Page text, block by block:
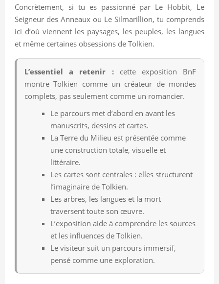
Concrètement, si tu es passionné par Le Hobbit, Le
Seigneur des Anneaux ou Le Silmarillion, tu comprends
ici d’où viennent les paysages, les peuples, les langues
et même certaines obsessions de Tolkien.
L’essentiel a retenir :cette exposition BnF
montre Tolkien comme un créateur de mondes
complets, pas seulement comme un romancier.
Le parcours met d’abord en avant les
manuscrits, dessins et cartes.
La Terre du Milieu est présentée comme
une construction totale, visuelle et
littéraire.
Les cartes sont centrales : elles structurent
l’imaginaire de Tolkien.
Les arbres, les langues et la mort
traversent toute son œuvre.
L’exposition aide à comprendre les sources
et les influences de Tolkien.
Le visiteur suit un parcours immersif,
pensé comme une exploration.